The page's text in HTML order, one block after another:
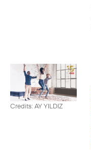
Credits: AY YILDIZ